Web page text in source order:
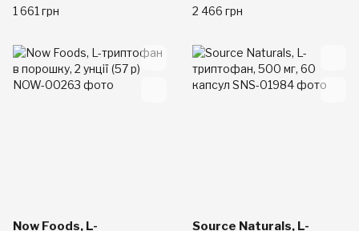
(50 г)
1 661 грн
таблеток
2 466 грн
Now Foods, L-
Source Naturals, L-